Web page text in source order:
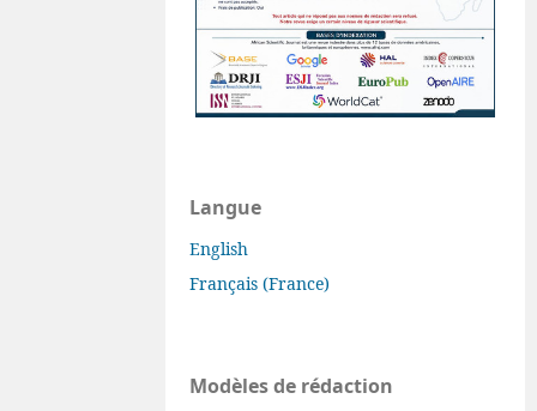
Langue
English
Français (France)
Modèles de rédaction